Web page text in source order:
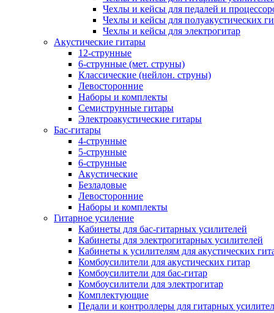
Чехлы и кейсы для педалей и
Чехлы и кейсы для полуакустических
Чехлы и кейсы для электрогитар
Акустические гитары
12-струнные
6-струнные (мет. струны)
Классические (нейлон. струны)
Левосторонние
Наборы и комплекты
Семиструнные гитары
Электроакустические гитары
Бас-гитары
4-струнные
5-струнные
6-струнные
Акустические
Безладовые
Левосторонние
Наборы и комплекты
Гитарное усиление
Кабинеты для бас-гитарных усилителей
Кабинеты для электрогитарных усилителей
Кабинеты к усилителям для акустических
Комбоусилители для акустических гитар
Комбоусилители для бас-гитар
Комбоусилители для электрогитар
Комплектующие
Педали и контроллеры для гитарных